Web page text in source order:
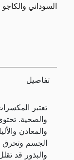
السوداني
تفاصيل
تعتبر
والصحية.
والمعادن
الجسم وتحرق
والبذور قد